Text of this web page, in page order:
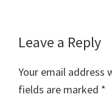
Reader
Interactions
Leave a Reply
Your email address
fields are marked *